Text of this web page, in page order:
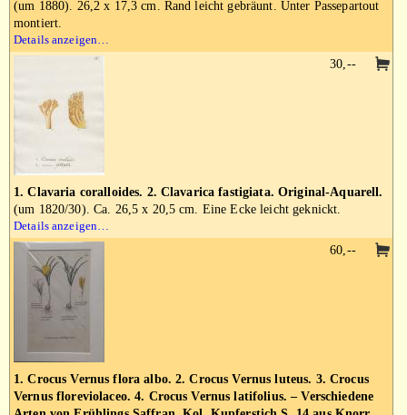
(um 1880). 26,2 x 17,3 cm. Rand leicht gebräunt. Unter Passepartout
montiert.
Details anzeigen…
1. Clavaria coralloides. 2. Clavarica fastigiata. Original-Aquarell.
(um 1820/30). Ca. 26,5 x 20,5 cm. Eine Ecke leicht geknickt.
Details anzeigen…
30,--
1. Crocus Vernus flora albo. 2. Crocus Vernus luteus. 3. Crocus
Vernus floreviolaceo. 4. Crocus Vernus latifolius. – Verschiedene
60,--